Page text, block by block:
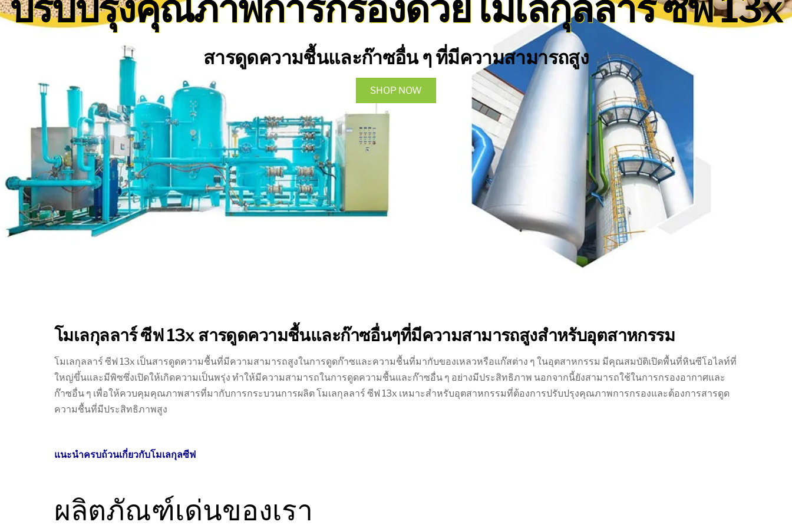
สารดูดความชื้นและก๊าซอื่น ๆ ที่มีความสามารถสูง
SHOP NOW
โมเลกุลลาร์ ซีฟ 13x สารดูดความชื้นและก๊าซอื่นๆที่มีความสามารถสูงสำหรับอุตสาหกรรม
โมเลกุลลาร์ ซีฟ 13x เป็นสารดูดความชื้นที่มีความสามารถสูงในการดูดก๊าซและความชื้นที่มากับของเหลวหรือแก๊สต่าง ๆ ในอุตสาหกรรม มีคุณสมบัติเปิดพื้นที่หินซีโอไลท์ที่
ใหญ่ขึ้นและมีพิซซึ่งเปิดให้เกิดความเป็นพรุ่ง ทำให้มีความสามารถในการดูดความชื้นและก๊าซอื่น ๆ อย่างมีประสิทธิภาพ นอกจากนี้ยังสามารถใช้ในการกรองอากาศและ
ก๊าซอื่น ๆ เพื่อให้ควบคุมคุณภาพสารที่มากับการกระบวนการผลิต โมเลกุลลาร์ ซีฟ 13x เหมาะสำหรับอุตสาหกรรมที่ต้องการปรับปรุงคุณภาพการกรองและต้องการสารดูด
ความชื้นที่มีประสิทธิภาพสูง
แนะนำครบถ้วนเกี่ยวกับโมเลกุลซีฟ
ผลิตภัณฑ์เด่นของเรา